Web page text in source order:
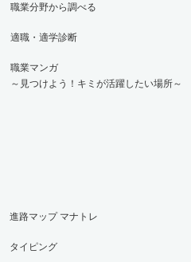
職業分野から調べる
適職・適学診断
職業マンガ
～見つけよう！キミが活躍したい場所～
進路マップ マナトレ
タイピング